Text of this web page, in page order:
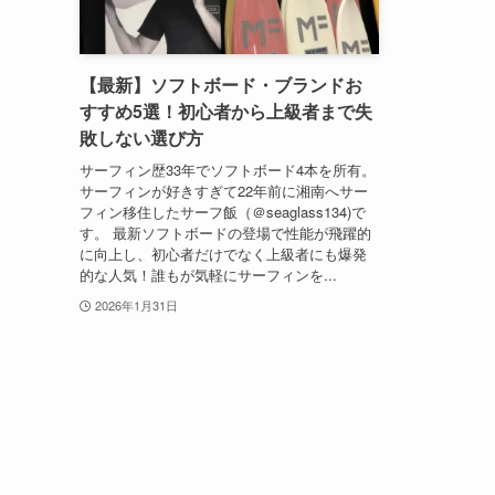
【最新】ソフトボード・ブランドお
すすめ5選！初心者から上級者まで失
敗しない選び方
サーフィン歴33年でソフトボード4本を所有。
サーフィンが好きすぎて22年前に湘南へサー
フィン移住したサーフ飯（＠seaglass134)で
す。 最新ソフトボードの登場で性能が飛躍的
に向上し、初心者だけでなく上級者にも爆発
的な人気！誰もが気軽にサーフィンを...
2026年1月31日